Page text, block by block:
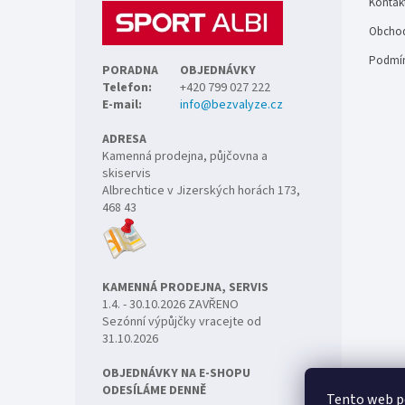
Tento web
PORADNA
OBJEDNÁVKY
Telefon:
+420 799 027 222
E-mail:
info@bezvalyze.cz
ADRESA
Kamenná prodejna, půjčovna a
skiservis
Albrechtice v Jizerských horách 173,
468 43
KAMENNÁ PRODEJNA, SERVIS
1.4. - 30.10.2026 ZAVŘENO
Sezónní výpůjčky vracejte od
31.10.2026
OBJEDNÁVKY NA E-SHOPU
ODESÍLÁME DENNĚ